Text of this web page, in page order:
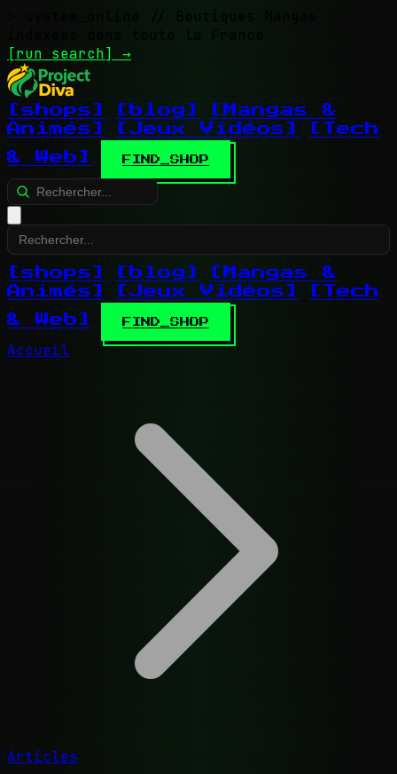
// Boutiques Mangas
indexées dans toute la France
[run search] →
[shops] [blog]
[Mangas &
Animés]
[Jeux Vidéos]
[Tech
& Web]
FIND_SHOP
[shops] [blog]
[Mangas &
Animés]
[Jeux Vidéos]
[Tech
& Web]
FIND_SHOP
Accueil
Articles